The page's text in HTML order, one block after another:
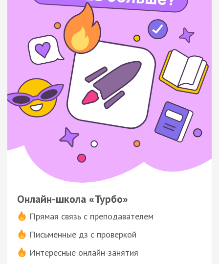
Онлайн-школа «Турбо»
Прямая связь с преподавателем
Письменные дз с проверкой
Интересные онлайн-занятия